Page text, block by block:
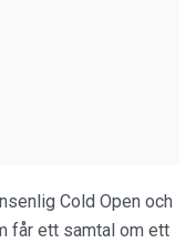
Cold Open och
får ett samtal om ett